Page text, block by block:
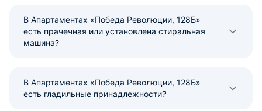
В Апартаментах «Победа Революции, 128Б»
есть прачечная или установлена стиральная
машина?
В Апартаментах «Победа Революции, 128Б»
есть гладильные принадлежности?